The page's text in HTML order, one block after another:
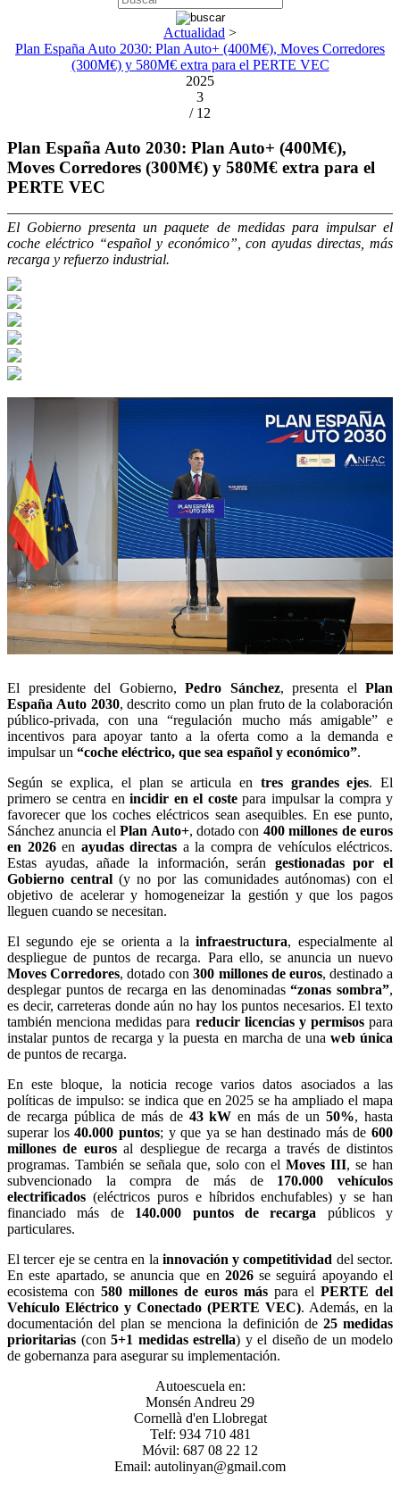
Actualidad >
Plan España Auto 2030: Plan Auto+ (400M€), Moves Corredores
(300M€) y 580M€ extra para el PERTE VEC
2025
3
/ 12
Plan España Auto 2030: Plan Auto+ (400M€),
Moves Corredores (300M€) y 580M€ extra para el
PERTE VEC
El Gobierno presenta un paquete de medidas para impulsar el
coche eléctrico “español y económico”, con ayudas directas, más
recarga y refuerzo industrial.
El presidente del Gobierno, Pedro Sánchez, presenta el Plan
España Auto 2030, descrito como un plan fruto de la colaboración
público-privada, con una “regulación mucho más amigable” e
incentivos para apoyar tanto a la oferta como a la demanda e
impulsar un “coche eléctrico, que sea español y económico”.
Según se explica, el plan se articula en tres grandes ejes. El
primero se centra en incidir en el costepara impulsar la compra y
favorecer que los coches eléctricos sean asequibles. En ese punto,
Sánchez anuncia elPlan Auto+, dotado con 400 millones de euros
en 2026en ayudas directas a la compra de vehículos eléctricos.
Estas ayudas, añade la información, serán gestionadas por el
Gobierno central (y no por las comunidades autónomas) con el
objetivo de acelerar y homogeneizar la gestión y que los pagos
lleguen cuando se necesitan.
El segundo eje se orienta a lainfraestructura, especialmente al
despliegue de puntos de recarga. Para ello, se anuncia un nuevo
Moves Corredores, dotado con300 millones de euros, destinado a
desplegar puntos de recarga en las denominadas“zonas sombra”,
es decir, carreteras donde aún no hay los puntos necesarios. El texto
también menciona medidas para reducir licencias y permisospara
instalar puntos de recarga y la puesta en marcha de una web única
de puntos de recarga.
En este bloque, la noticia recoge varios datos asociados a las
políticas de impulso: se indica que en 2025 se ha ampliado el mapa
de recarga pública de más de 43 kW en más de un50%, hasta
superar los40.000 puntos; y que ya se han destinado más de600
millones de eurosal despliegue de recarga a través de distintos
programas. También se señala que, solo con el Moves III, se han
subvencionado la compra de más de 170.000 vehículos
electrificados (eléctricos puros e híbridos enchufables) y se han
financiado más de 140.000 puntos de recarga públicos y
particulares.
El tercer eje se centra en la innovación y competitividad del sector.
En este apartado, se anuncia que en 2026se seguirá apoyando el
ecosistema con 580 millones de euros más para el PERTE del
Vehículo Eléctrico y Conectado (PERTE VEC). Además, en la
documentación del plan se menciona la definición de 25 medidas
prioritarias (con 5+1 medidas estrella) y el diseño de un modelo
de gobernanza para asegurar su implementación.
Autoescuela en:
Monsén Andreu 29
Cornellà d'en Llobregat
Telf: 934 710 481
Móvil: 687 08 22 12
Email: autolinyan@gmail.com